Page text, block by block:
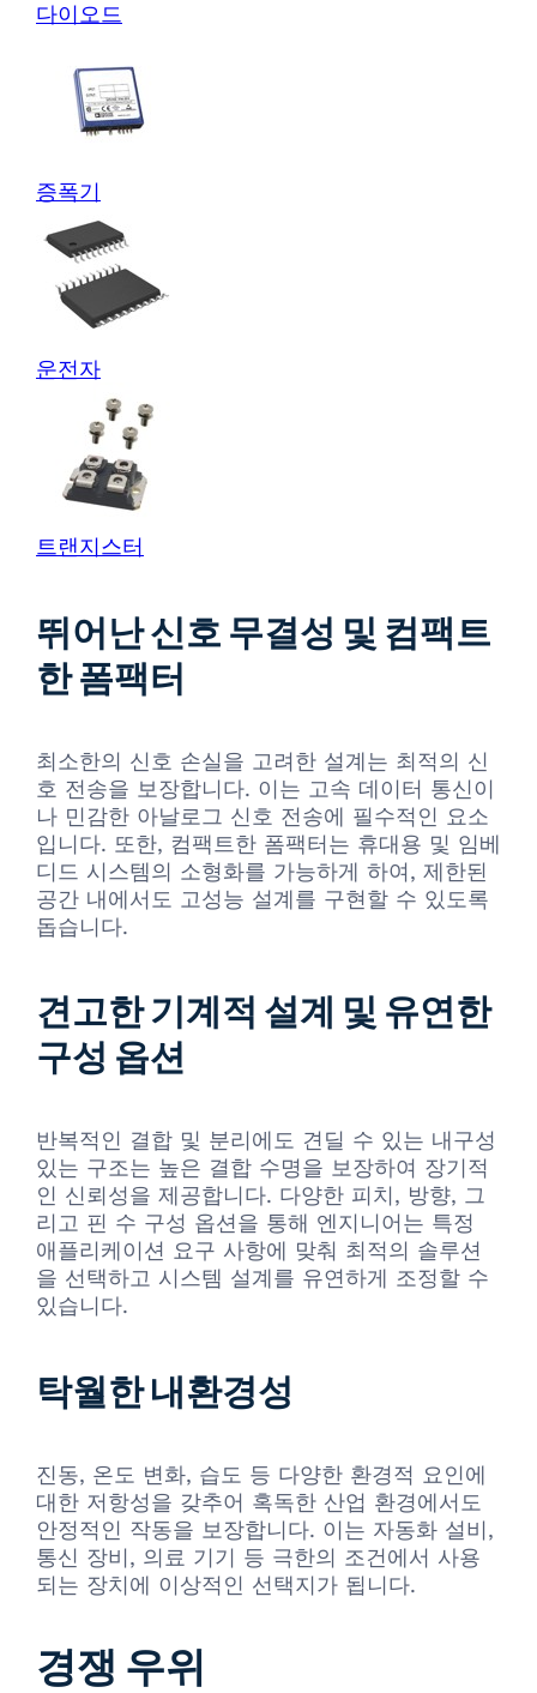
다이오드
증폭기
운전자
트랜지스터
뛰어난 신호 무결성 및 컴팩트
한 폼팩터
최소한의 신호 손실을 고려한 설계는 최적의 신
호 전송을 보장합니다. 이는 고속 데이터 통신이
나 민감한 아날로그 신호 전송에 필수적인 요소
입니다. 또한, 컴팩트한 폼팩터는 휴대용 및 임베
디드 시스템의 소형화를 가능하게 하여, 제한된
공간 내에서도 고성능 설계를 구현할 수 있도록
돕습니다.
견고한 기계적 설계 및 유연한
구성 옵션
반복적인 결합 및 분리에도 견딜 수 있는 내구성
있는 구조는 높은 결합 수명을 보장하여 장기적
인 신뢰성을 제공합니다. 다양한 피치, 방향, 그
리고 핀 수 구성 옵션을 통해 엔지니어는 특정
애플리케이션 요구 사항에 맞춰 최적의 솔루션
을 선택하고 시스템 설계를 유연하게 조정할 수
있습니다.
탁월한 내환경성
진동, 온도 변화, 습도 등 다양한 환경적 요인에
대한 저항성을 갖추어 혹독한 산업 환경에서도
안정적인 작동을 보장합니다. 이는 자동화 설비,
통신 장비, 의료 기기 등 극한의 조건에서 사용
되는 장치에 이상적인 선택지가 됩니다.
경쟁 우위